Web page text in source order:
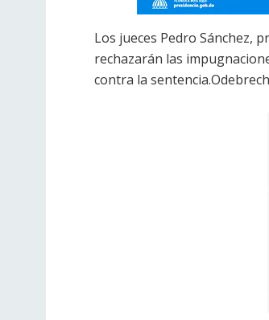
Los jueces Pedro Sánchez,
rechazarán las
contra la